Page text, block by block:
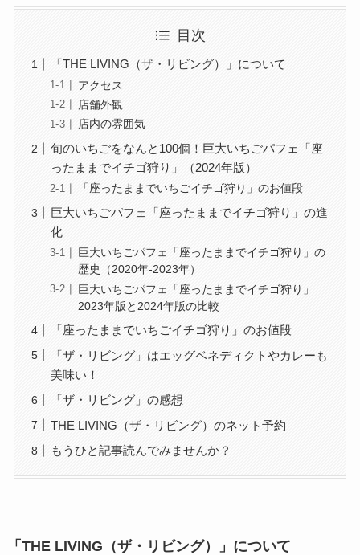
目次
「THE LIVING（ザ・リビング）」について
アクセス
店舗外観
店内の雰囲気
旬のいちごをなんと100個！巨大いちごパフェ「座
ったままでイチゴ狩り」（2024年版）
「座ったままでいちごイチゴ狩り」のお値段
巨大いちごパフェ「座ったままでイチゴ狩り」の進
化
巨大いちごパフェ「座ったままでイチゴ狩り」の
歴史（2020年-2023年）
巨大いちごパフェ「座ったままでイチゴ狩り」
2023年版と2024年版の比較
「座ったままでいちごイチゴ狩り」のお値段
「ザ・リビング」はエッグベネディクトやカレーも
美味い！
「ザ・リビング」の感想
THE LIVING（ザ・リビング）のネット予約
もうひと記事読んでみませんか？
「THE LIVING（ザ・リビング）」について